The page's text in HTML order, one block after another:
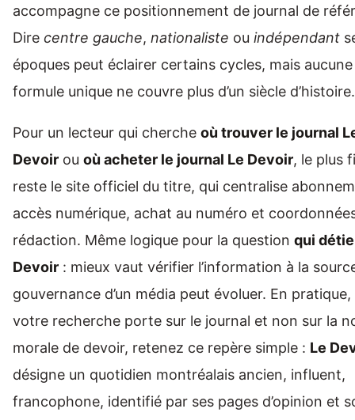
accompagne ce positionnement de journal de
Dire centre gauche, nationaliste ou indépendant
époques peut éclairer certains cycles, mais aucune
formule unique ne couvre plus d’un siècle d’histoire.
Pour un lecteur qui cherche où trouver le journal
Devoir ou où acheter le journal Le Devoir, le plus
reste le site officiel du titre, qui centralise
accès numérique, achat au numéro et
rédaction. Même logique pour la question qui
Devoir : mieux vaut vérifier l’information à la
gouvernance d’un média peut évoluer. En pratique,
votre recherche porte sur le journal et non sur la
morale de devoir, retenez ce repère simple : Le
désigne un quotidien montréalais ancien, influent,
francophone, identifié par ses pages d’opinion et